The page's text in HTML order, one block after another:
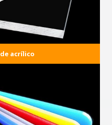
acrílico